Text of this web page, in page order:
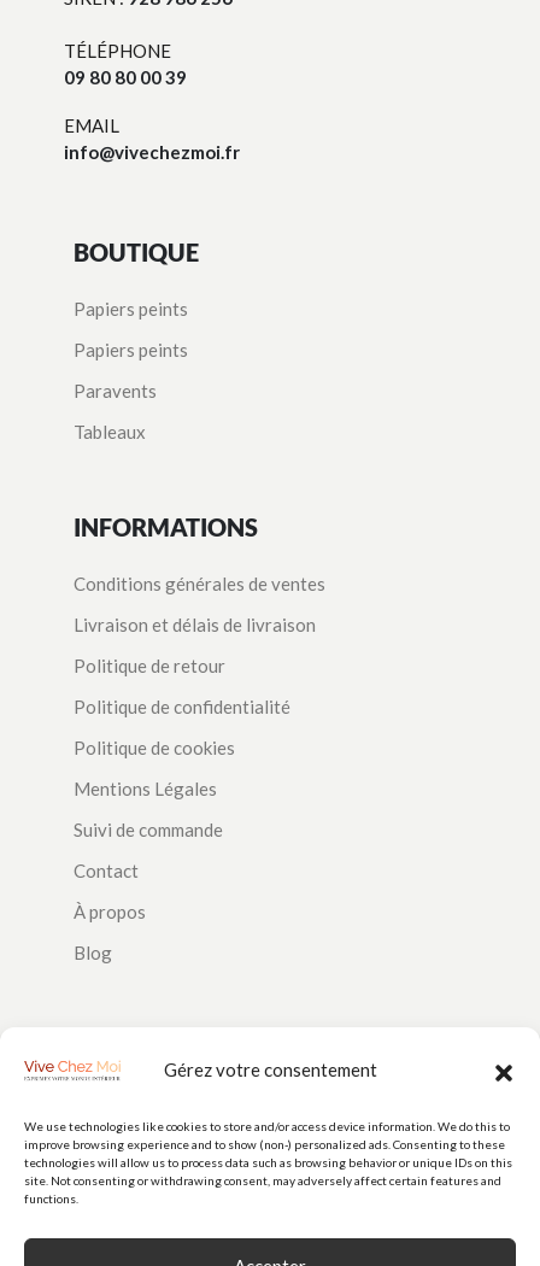
Gérez votre consentement
We use technologies like cookies to store and/or access device information. We do this to
improve browsing experience and to show (non-) personalized ads. Consenting to these
technologies will allow us to process data such as browsing behavior or unique IDs on this
site. Not consenting or withdrawing consent, may adversely affect certain features and
functions.
TÉLÉPHONE
09 80 80 00 39
EMAIL
info@vivechezmoi.fr
BOUTIQUE
Papiers peints
Papiers peints
Paravents
Tableaux
INFORMATIONS
Conditions générales de ventes
Livraison et délais de livraison
Politique de retour
Politique de confidentialité
Politique de cookies
Mentions Légales
Suivi de commande
Contact
À propos
Blog
PAIEMENTS